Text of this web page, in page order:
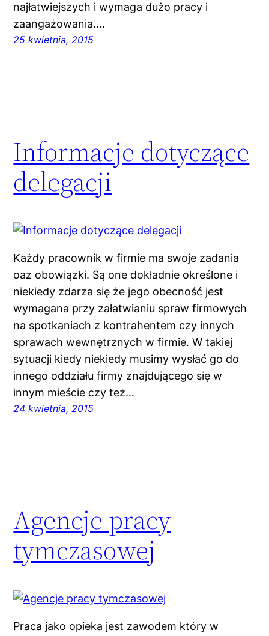
najłatwiejszych i wymaga dużo pracy i
zaangażowania.…
25 kwietnia, 2015
Informacje dotyczące
delegacji
Każdy pracownik w firmie ma swoje zadania
oaz obowiązki. Są one dokładnie określone i
niekiedy zdarza się że jego obecność jest
wymagana przy załatwianiu spraw firmowych
na spotkaniach z kontrahentem czy innych
sprawach wewnętrznych w firmie. W takiej
sytuacji kiedy niekiedy musimy wysłać go do
innego oddziału firmy znajdującego się w
innym mieście czy też…
24 kwietnia, 2015
Agencje pracy
tymczasowej
Praca jako opieka jest zawodem który w